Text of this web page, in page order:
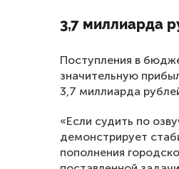
3,7 миллиарда
Поступления в
значительную
3,7 миллиарда
«Если судить по
демонстрирует
пополнения